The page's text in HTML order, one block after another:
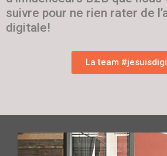
suivre pour ne rien rater de
digitale!
La team